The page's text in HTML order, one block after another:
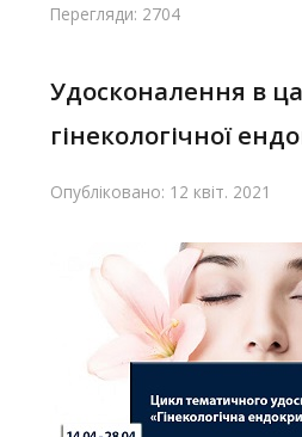
Перегляди: 2704
Удосконалення в
гінекологічної
Опубліковано: 12 квіт. 2021